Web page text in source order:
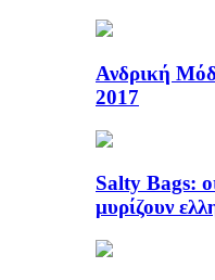
Ανδρική
2017
Salty Bags:
μυρίζουν